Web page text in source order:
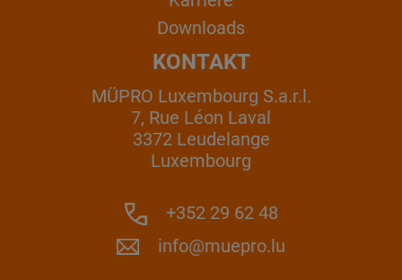
Downloads
KONTAKT
MÜPRO Luxembourg S.a.r.l.
7, Rue Léon Laval
3372 Leudelange
Luxembourg
+352 29 62 48
info@muepro.lu